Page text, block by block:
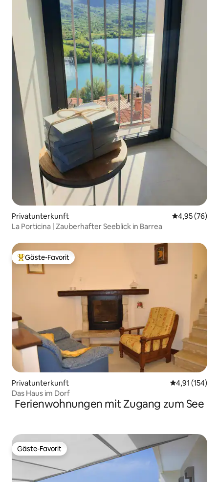
Privatunterkunft
4,95 (76)
​La Porticina | Zauberhafter Seeblick in Barrea
Beliebter Gäste-Favorit.
Gäste-Favorit
Privatunterkunft
4,91 (154)
Das Haus im Dorf
Ferienwohnungen mit Zugang zum See
Gäste-Favorit
Gäste-Favorit